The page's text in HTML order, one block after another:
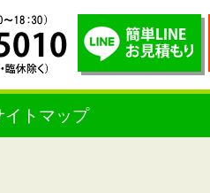
イトマップ